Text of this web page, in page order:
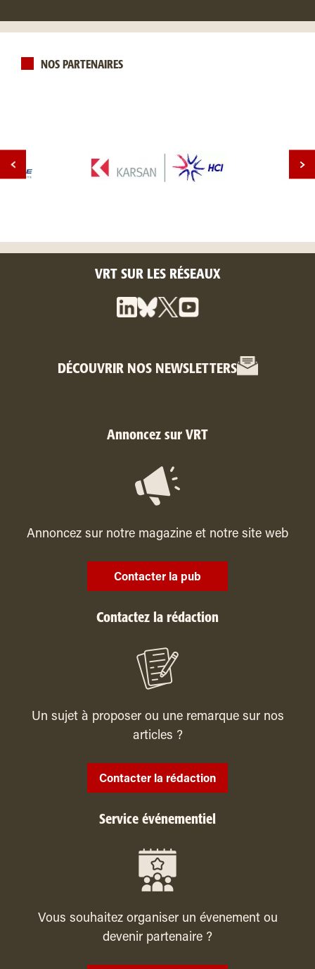
NOS PARTENAIRES
VRT SUR LES RÉSEAUX
DÉCOUVRIR NOS NEWSLETTERS
Annoncez sur VRT
Annoncez sur notre magazine et notre site web
Contacter la pub
Contactez la rédaction
Un sujet à proposer ou une remarque sur nos
articles ?
Contacter la rédaction
Service événementiel
Vous souhaitez organiser un évenement ou
devenir partenaire ?